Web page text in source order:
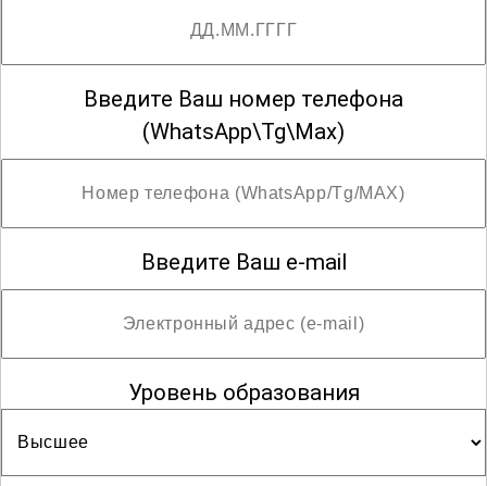
Введите Ваш номер телефона
(WhatsApp\Tg\Max)
Введите Ваш e-mail
Уровень образования